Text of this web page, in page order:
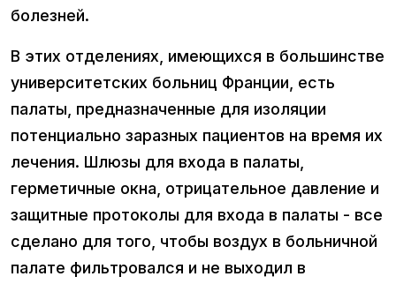
болезней.
В этих отделениях, имеющихся в большинстве
университетских больниц Франции, есть
палаты, предназначенные для изоляции
потенциально заразных пациентов на время их
лечения. Шлюзы для входа в палаты,
герметичные окна, отрицательное давление и
защитные протоколы для входа в палаты - все
сделано для того, чтобы воздух в больничной
палате фильтровался и не выходил в